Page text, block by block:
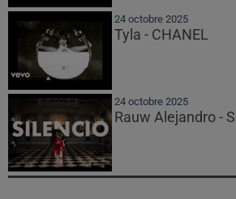
24 octobre 2025
Tyla - CHANEL
24 octobre 2025
Rauw Alejandro -